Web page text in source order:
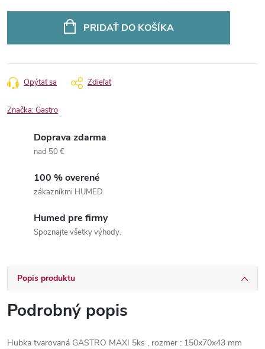
PRIDAŤ DO KOŠÍKA
Opýtať sa Zdieľať
Značka:Gastro
Doprava zdarma
nad 50 €
100 % overené
zákazníkmi HUMED
Humed pre firmy
Spoznajte všetky výhody.
Popis produktu
Podrobný popis
Hubka tvarovaná GASTRO MAXI 5ks , rozmer : 150x70x43 mm